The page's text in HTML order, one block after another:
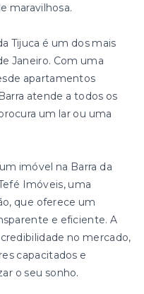
maravilhosa.
Tijuca é um dos mais
Janeiro. Com uma
apartamentos
atende a todos os
um lar ou uma
imóvel na Barra da
Imóveis, uma
que oferece um
e eficiente. A
no mercado,
capacitados e
o seu sonho.